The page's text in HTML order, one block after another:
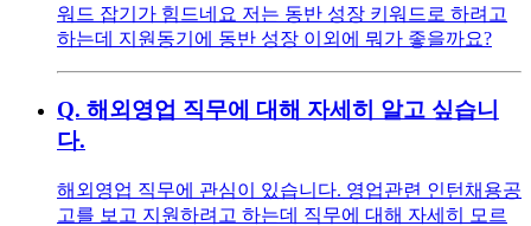
워드 잡기가 힘드네요 저는 동반 성장 키워드로 하려고
하는데 지원동기에 동반 성장 이외에 뭐가 좋을까요?
Q. 해외영업 직무에 대해 자세히 알고 싶습니
다.
해외영업 직무에 관심이 있습니다. 영업관련 인턴채용공
고를 보고 지원하려고 하는데 직무에 대해 자세히 모르